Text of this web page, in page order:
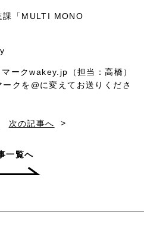
課「MULTI MONO
ークwakey.jp（担当：高橋）
クを@に変えてお送りくださ
次の記事へ >
一覧へ